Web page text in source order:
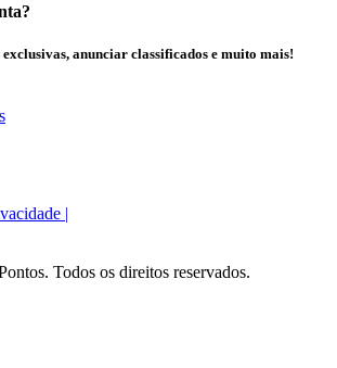
anunciar classificados e muito mais!
|
Todos os direitos reservados.